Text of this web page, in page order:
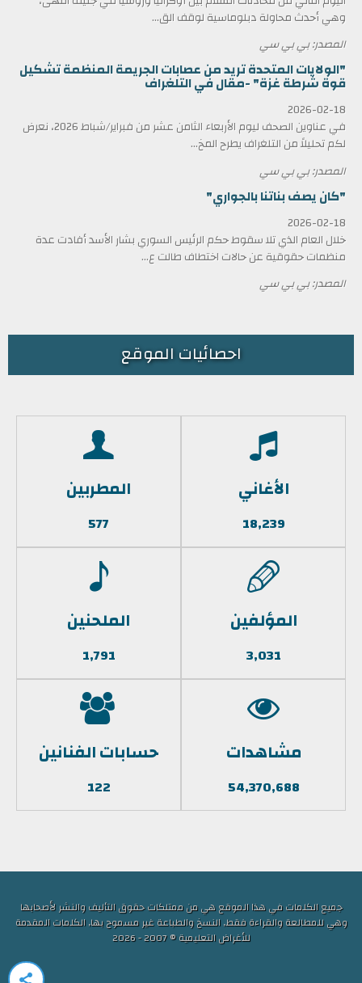
وهي أحدث محاولة دبلوماسية لوقف الق...
المصدر: بي بي سي
"الولايات المتحدة تريد من عصابات الجريمة المنظمة تشكيل
قوة شرطة غزة" -مقال في التلغراف
2026-02-18
في عناوين الصحف ليوم الأربعاء الثامن عشر من فبراير/شباط 2026، نعرض
لكم تحليلاً من التلغراف يطرح المخ...
المصدر: بي بي سي
"كان يصف بناتنا بالجواري"
2026-02-18
خلال العام الذي تلا سقوط حكم الرئيس السوري بشار الأسد أفادت عدة
منظمات حقوقية عن حالات اختطاف طالت ع...
المصدر: بي بي سي
احصائيات الموقع
الأغاني
18,239
المطربين
577
المؤلفين
3,031
الملحنين
1,791
مشاهدات
54,370,688
حسابات الفنانين
122
جميع الكلمات في هذا الموقع هي من ممتلكات حقوق التأليف والنشر لأصحابها
وهي للمطالعة والقراءة فقط, النسخ والطباعة غير مسموح بها, الكلمات المقدمة
للأغراض التعليمية © 2007 - 2026